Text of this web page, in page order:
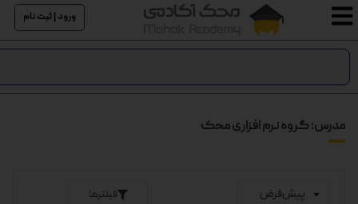
ورود | ثبت نام
مدرس: گروه نرم افزاری محک
فیلترها